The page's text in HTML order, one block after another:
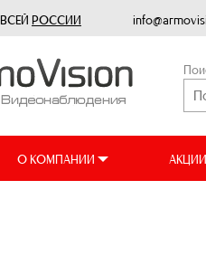
РОССИИ
О КОМПАНИИ АКЦИИ